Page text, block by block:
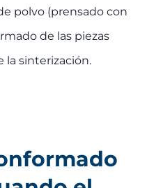
polvo (prensado con
de las piezas
la sinterización.